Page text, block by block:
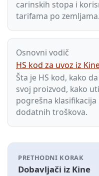
carinskih stopa i
tarifama po zemljama.
Osnovni vodič
HS kod za uvoz iz
Šta je HS kod, kako
svoj proizvod, kako
pogrešna
dodatnih troškova.
PRETHODNI KORAK
Dobavljači iz Kine